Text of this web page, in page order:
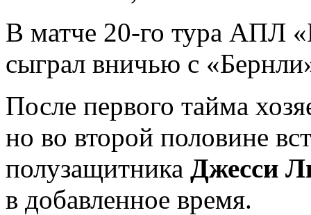
В матче 20-го тура АПЛ
сыграл вничью с
После первого тайма
но во второй половине
полузащитника Джесси
в добавленное время.